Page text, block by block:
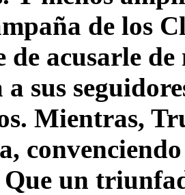
de los
acusarle
a sus
Mientras,
Que un